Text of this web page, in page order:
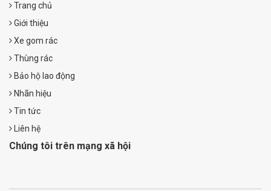
Trang chủ
Giới thiệu
Xe gom rác
Thùng rác
Bảo hộ lao động
Nhãn hiệu
Tin tức
Liên hệ
Chúng tôi trên mạng xã hội